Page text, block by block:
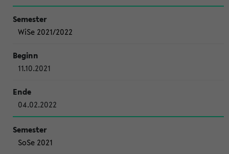
WiSe 2021/2022
11.10.2021
04.02.2022
SoSe 2021